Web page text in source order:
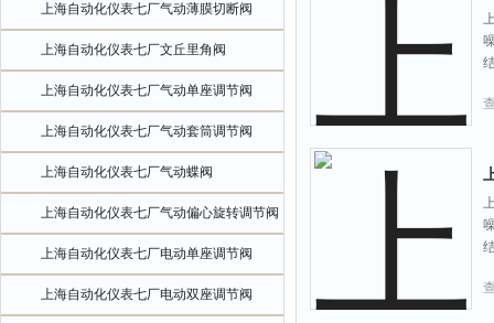
上海自动化仪表七厂气动薄膜切断阀
上海自动化仪表七厂文丘里角阀
上海自动化仪表七厂气动单座调节阀
上海自动化仪表七厂气动套筒调节阀
上海自动化仪表七厂气动蝶阀
上海自动化仪表七厂气动偏心旋转调节阀
上海自动化仪表七厂电动单座调节阀
上海自动化仪表七厂电动双座调节阀